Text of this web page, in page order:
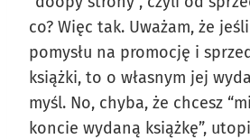
co? Więc tak. Uważam, że
pomysłu na promocję i
książki, to o własnym jej
myśl. No, chyba, że chcesz
koncie wydaną książkę”,